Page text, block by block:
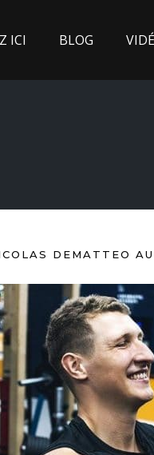
ICI BLOG
DEMATTEO